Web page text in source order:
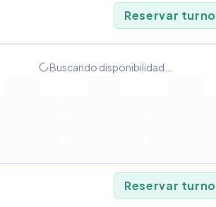
Reservar turno
progress_activityBuscando disponibilidad…
Reservar turno